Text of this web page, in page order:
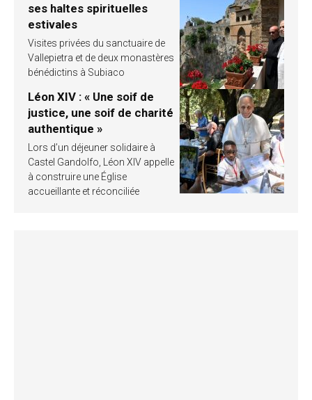
ses haltes spirituelles
estivales
Visites privées du sanctuaire de
Vallepietra et de deux monastères
bénédictins à Subiaco
Léon XIV : « Une soif de
justice, une soif de charité
authentique »
Lors d’un déjeuner solidaire à
Castel Gandolfo, Léon XIV appelle
à construire une Église
accueillante et réconciliée